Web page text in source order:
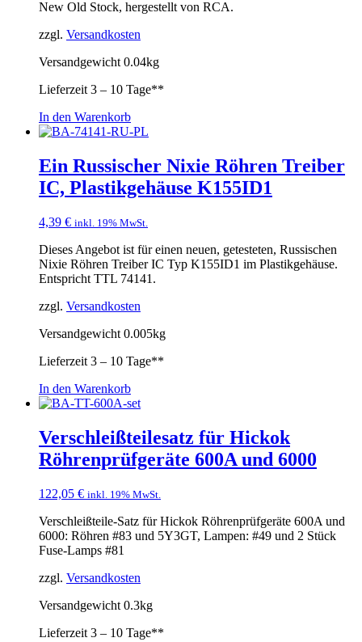
New Old Stock, hergestellt von RCA.
zzgl. Versandkosten
Versandgewicht 0.04kg
Lieferzeit 3 – 10 Tage**
In den Warenkorb
Ein Russischer Nixie Röhren Treiber
IC, Plastikgehäuse K155ID1
4,39 € inkl. 19% MwSt.
Dieses Angebot ist für einen neuen, getesteten, Russischen
Nixie Röhren Treiber IC Typ K155ID1 im Plastikgehäuse.
Entspricht TTL 74141.
zzgl. Versandkosten
Versandgewicht 0.005kg
Lieferzeit 3 – 10 Tage**
In den Warenkorb
Verschleißteilesatz für Hickok
Röhrenprüfgeräte 600A und 6000
122,05 € inkl. 19% MwSt.
Verschleißteile-Satz für Hickok Röhrenprüfgeräte 600A und
6000: Röhren #83 und 5Y3GT, Lampen: #49 und 2 Stück
Fuse-Lamps #81
zzgl. Versandkosten
Versandgewicht 0.3kg
Lieferzeit 3 – 10 Tage**